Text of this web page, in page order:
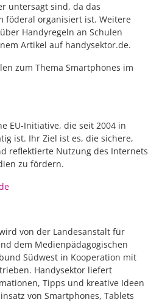
untersagt sind, da das
föderal organisiert ist. Weitere
Handyregeln an Schulen
Artikel auf handysektor.de.
zum Thema Smartphones im
EU-Initiative, die seit 2004 in
ist. Ihr Ziel ist es, die sichere,
reflektierte Nutzung des Internets
zu fördern.
von der Landesanstalt für
dem Medienpädagogischen
Südwest in Kooperation mit
Handysektor liefert
Tipps und kreative Ideen
von Smartphones, Tablets